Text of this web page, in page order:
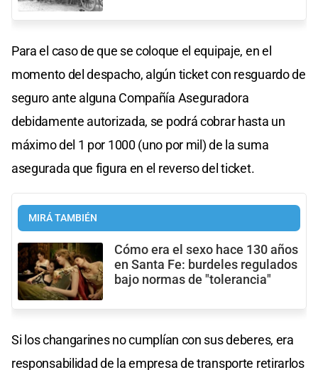
Para el caso de que se coloque el equipaje, en el
momento del despacho, algún ticket con resguardo de
seguro ante alguna Compañía Aseguradora
debidamente autorizada, se podrá cobrar hasta un
máximo del 1 por 1000 (uno por mil) de la suma
asegurada que figura en el reverso del ticket.
MIRÁ TAMBIÉN
Cómo era el sexo hace 130 años
en Santa Fe: burdeles regulados
bajo normas de "tolerancia"
Si los changarines no cumplían con sus deberes, era
responsabilidad de la empresa de transporte retirarlos